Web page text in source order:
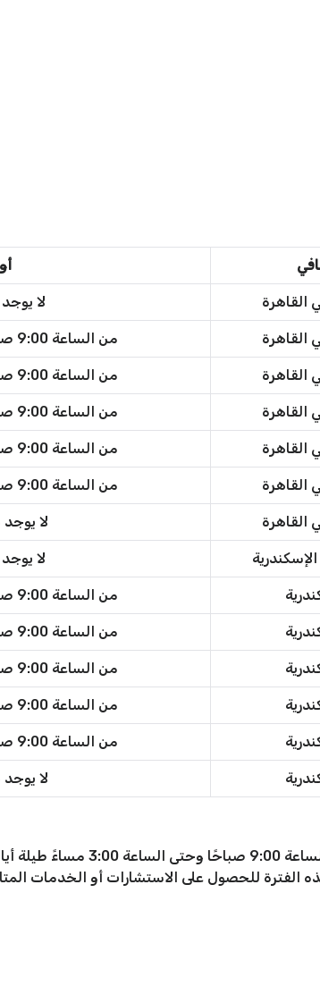
القاهرة لا
القاهرة من الساعة 9:00 صباحًا حتى الساعة 3:00 مساءً
القاهرة من الساعة 9:00 صباحًا حتى الساعة 3:00 مساءً
القاهرة من الساعة 9:00 صباحًا حتى الساعة 3:00 مساءً
القاهرة من الساعة 9:00 صباحًا حتى الساعة 3:00 مساءً
القاهرة من الساعة 9:00 صباحًا حتى الساعة 3:00 مساءً
القاهرة لا
لا
من الساعة 9:00 صباحًا حتى الساعة 3:00 مساءً
من الساعة 9:00 صباحًا حتى الساعة 3:00 مساءً
من الساعة 9:00 صباحًا حتى الساعة 3:00 مساءً
من الساعة 9:00 صباحًا حتى الساعة 3:00 مساءً
من الساعة 9:00 صباحًا حتى الساعة 3:00 مساءً
لا
تستمر أوقات عمل الملحق الثقافي
الفترة للحصول على الاستشارات أو الخدمات